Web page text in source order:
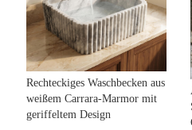
Rechteckiges Waschbecken aus
weißem Carrara-Marmor mit
geriffeltem Design